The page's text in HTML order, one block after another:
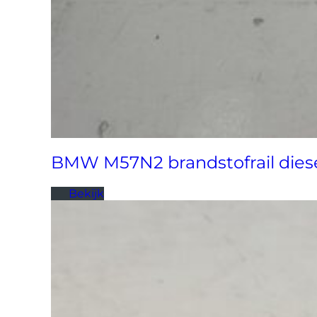
BMW M57N2 brandstofrail
Bekijk